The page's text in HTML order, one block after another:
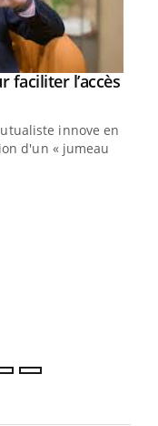
faciliter l’accès
innove en
d'un « jumeau